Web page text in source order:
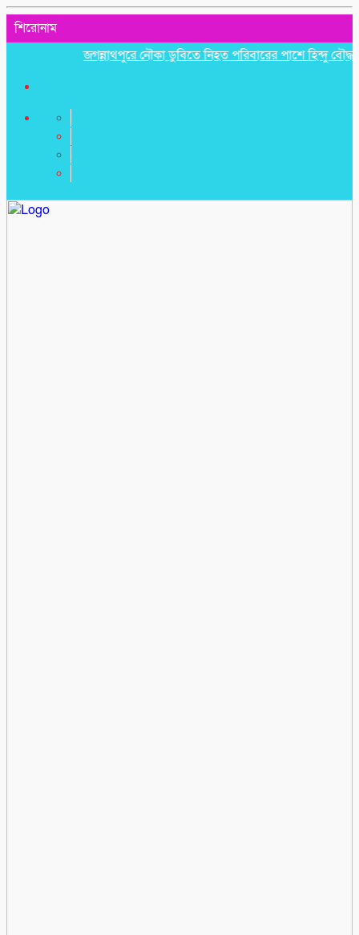
শিরোনাম
জগন্নাথপুরে নৌকা ডুবিতে নিহত পরিবারের পাশে হিন্দু বৌদ্ধ